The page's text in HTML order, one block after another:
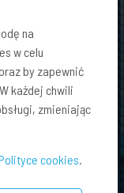
na
w celu
by zapewnić
każdej chwili
zmieniając
cookies.